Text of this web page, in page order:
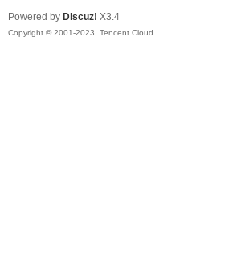
Powered by Discuz! X3.4
Copyright © 2001-2023, Tencent Cloud.